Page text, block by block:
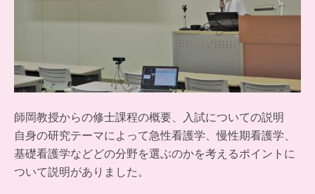
師岡教授からの修士課程の概要、入試についての説明
自身の研究テーマによって急性看護学、慢性期看護学、
基礎看護学などどの分野を選ぶのかを考えるポイントに
ついて説明がありました。